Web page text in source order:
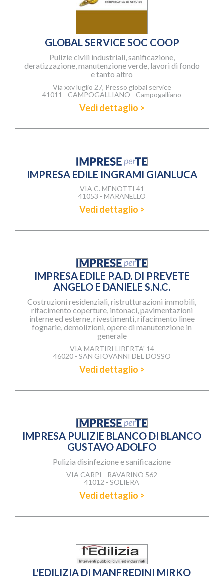
GLOBAL SERVICE SOC COOP
Pulizie civili industriali, sanificazione,
deratizzazione, manutenzione verde, lavori di fondo
e tanto altro
Via xxv luglio 27, Presso global service
41011 - CAMPOGALLIANO - Campogalliano
Vedi dettaglio >
IMPRESA EDILE INGRAMI GIANLUCA
VIA C. MENOTTI 41
41053 - MARANELLO
Vedi dettaglio >
IMPRESA EDILE P.A.D. DI PREVETE
ANGELO E DANIELE S.N.C.
Costruzioni residenziali, ristrutturazioni immobili,
rifacimento coperture, intonaci, pavimentazioni
interne ed esterne, rivestimenti, rifacimento linee
fognarie, demolizioni, opere di manutenzione in
generale
VIA MARTIRI LIBERTA' 14
46020 - SAN GIOVANNI DEL DOSSO
Vedi dettaglio >
IMPRESA PULIZIE BLANCO DI BLANCO
GUSTAVO ADOLFO
Pulizia disinfezione e sanificazione
VIA CARPI - RAVARINO 562
41012 - SOLIERA
Vedi dettaglio >
L'EDILIZIA DI MANFREDINI MIRKO